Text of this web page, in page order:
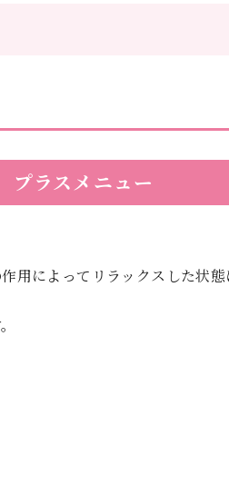
プラスメニュー
用によってリラックスした状